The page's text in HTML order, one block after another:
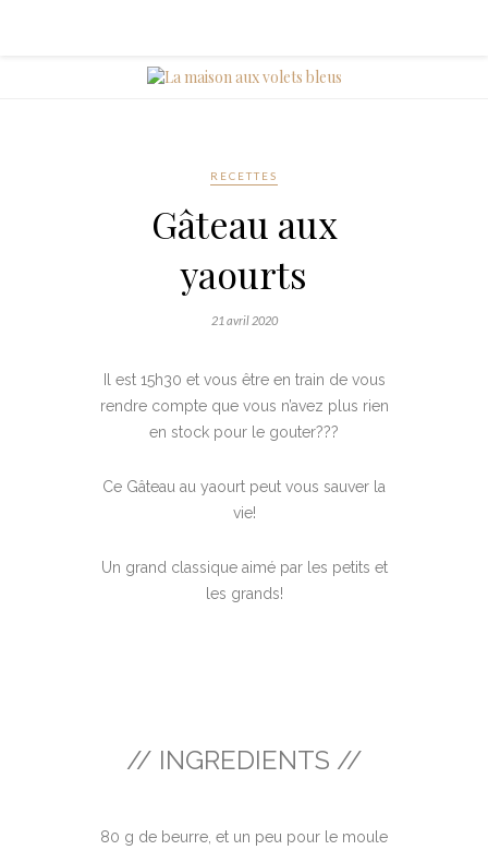
RECETTES
Gâteau aux
yaourts
21 avril 2020
Il est 15h30 et vous être en train de vous
rendre compte que vous n’avez plus rien
en stock pour le gouter???
Ce Gâteau au yaourt peut vous sauver la
vie!
Un grand classique aimé par les petits et
les grands!
// INGREDIENTS //
80 g de beurre, et un peu pour le moule